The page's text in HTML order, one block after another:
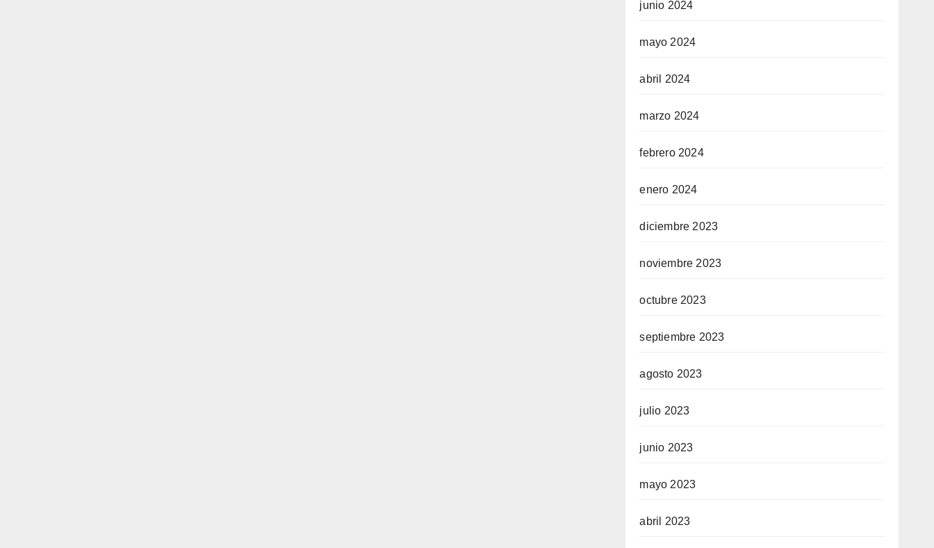
junio 2024
mayo 2024
abril 2024
marzo 2024
febrero 2024
enero 2024
diciembre 2023
noviembre 2023
octubre 2023
septiembre 2023
agosto 2023
julio 2023
junio 2023
mayo 2023
abril 2023